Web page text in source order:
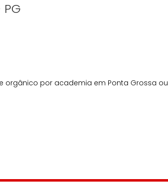
orgânico por academia em Ponta Grossa ou